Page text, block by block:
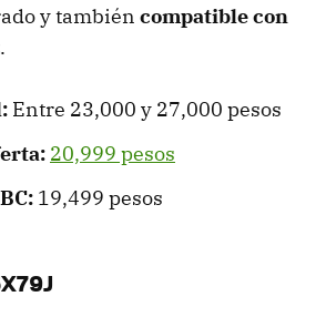
y también compatible con
.
Entre 23,000 y 27,000 pesos
20,999 pesos
19,499 pesos